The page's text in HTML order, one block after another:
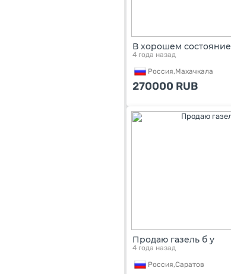
В хорошем состояние
4 года назад
Россия,Махачкала
270000 RUB
Продаю газель б у
4 года назад
Россия,Саратов